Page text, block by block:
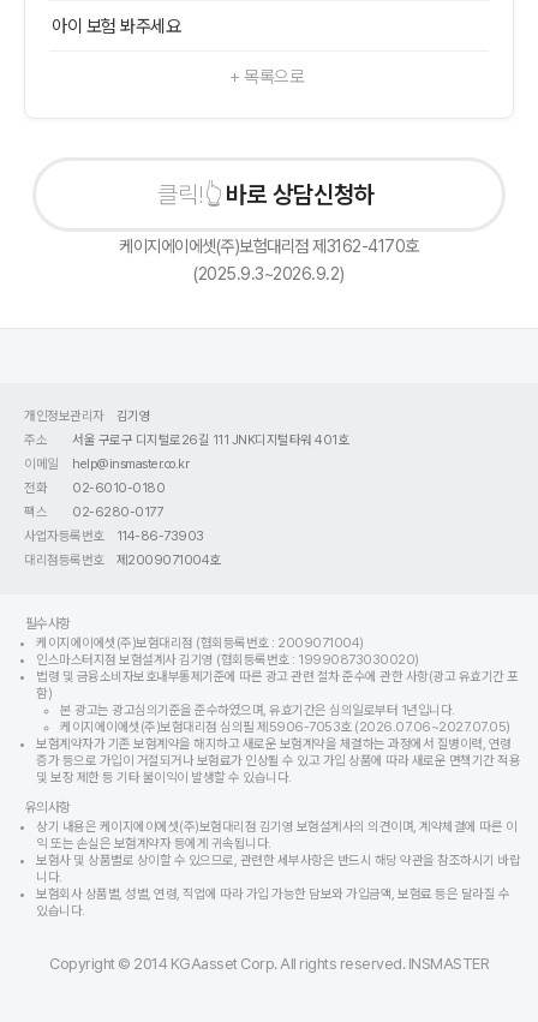
아이 보험 봐주세요
+ 목록으로
바로 상담신청하기
케이지에이에셋(주)보험대리점 제3162-4170호
(2025.9.3~2026.9.2)
개인정보관리자
김기영
주소
서울 구로구 디지털로26길 111 JNK디지털타워 401호
이메일
help@insmaster.co.kr
전화
02-6010-0180
팩스
02-6280-0177
사업자등록번호
114-86-73903
대리점등록번호
제2009071004호
필수사항
케이지에이에셋(주)보험대리점 (협회등록번호 : 2009071004)
인스마스터지점 보험설계사 김기영 (협회등록번호 : 19990873030020)
법령 및 금융소비자보호내부통제기준에 따른 광고 관련 절차 준수에 관한 사항(광고 유효기간 포
함)
본 광고는 광고심의기준을 준수하였으며, 유효기간은 심의일로부터 1년입니다.
케이지에이에셋(주)보험대리점 심의필 제5906-7053호 (2026.07.06~2027.07.05)
보험계약자가 기존 보험계약을 해지하고 새로운 보험계약을 체결하는 과정에서 질병이력, 연령
증가 등으로 가입이 거절되거나 보험료가 인상될 수 있고 가입 상품에 따라 새로운 면책기간 적용
및 보장 제한 등 기타 불이익이 발생할 수 있습니다.
유의사항
상기 내용은 케이지에이에셋(주)보험대리점 김기영 보험설계사의 의견이며, 계약체결에 따른 이
익 또는 손실은 보험계약자 등에게 귀속됩니다.
보험사 및 상품별로 상이할 수 있으므로, 관련한 세부사항은 반드시 해당 약관을 참조하시기 바랍
니다.
보험회사 상품별, 성별, 연령, 직업에 따라 가입 가능한 담보와 가입금액, 보험료 등은 달라질 수
있습니다.
Copyright © 2014 KGAasset Corp. All rights reserved. INSMASTER